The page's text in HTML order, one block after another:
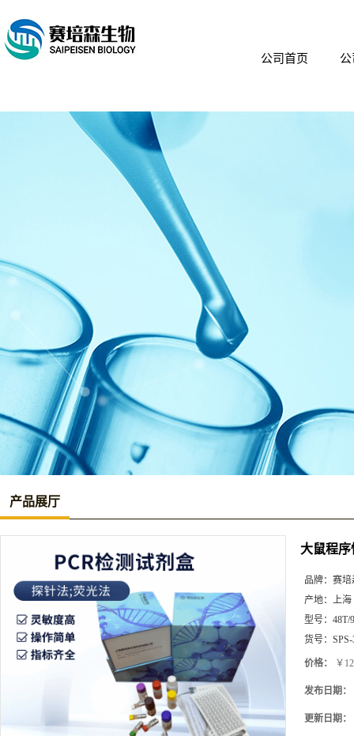
公司首页
产品展厅
大鼠程序
品牌： 赛培
产地： 上海
型号： 48T/
货号：
价格： ￥
发布日期：
更新日期：